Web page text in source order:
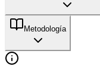
Metodología